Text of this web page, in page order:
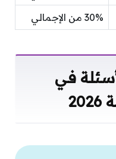
30% من الإجمالي
في